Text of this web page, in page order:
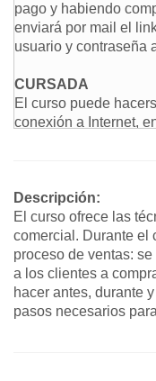
pago y habiendo
enviará por mail el
usuario y contraseña
CURSADA
El curso puede
conexión a Internet,
máximo de clases
distancia. El alumno
momento físicamente
alumno tendrá a su
técnico, un canal de
alumnos.
Este curso cuenta
Descripción:
El curso ofrece las
comercial. Durante el
proceso de ventas:
a los clientes a
hacer antes, durante
pasos necesarios